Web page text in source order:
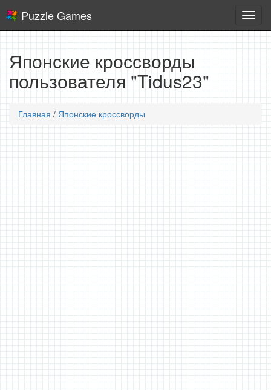
игры
Puzzle Games
Японские кроссворды
пользователя "Tidus23"
Главная / Японские кроссворды